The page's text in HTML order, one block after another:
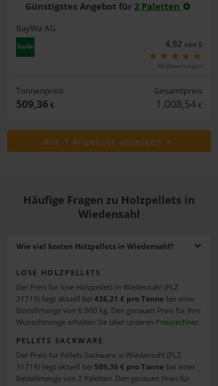
Günstigstes Angebot für 2 Paletten
BayWa AG
4,92von 5
48 Bewertungen
Tonnenpreis
509,36 €
Gesamtpreis
1.008,54 €
Alle 7 Angebote anzeigen
Häufige Fragen zu Holzpellets in
Wiedensahl
Wie viel kosten Holzpellets in Wiedensahl?
LOSE HOLZPELLETS
Der Preis für lose Holzpellets in Wiedensahl (PLZ
31719) liegt aktuell bei 426,21 € pro Tonne bei einer
Bestellmenge von 6.000 kg. Den genauen Preis für Ihre
Wunschmenge erhalten Sie über unseren Preisrechner.
PELLETS SACKWARE
Der Preis für Pellets Sackware in Wiedensahl (PLZ
31719) liegt aktuell bei 509,36 € pro Tonne bei einer
Bestellmenge von 2 Paletten. Den genauen Preis für